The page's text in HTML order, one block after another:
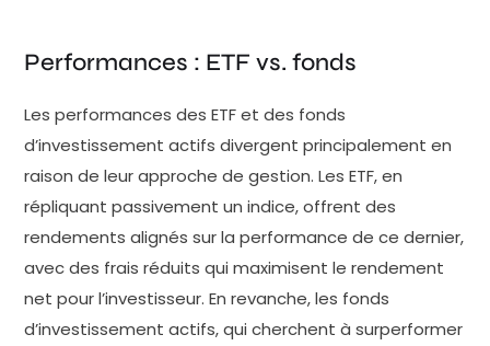
Performances : ETF vs. fonds
Les performances des ETF et des fonds
d’investissement actifs divergent principalement en
raison de leur approche de gestion. Les ETF, en
répliquant passivement un indice, offrent des
rendements alignés sur la performance de ce dernier,
avec des frais réduits qui maximisent le rendement
net pour l’investisseur. En revanche, les fonds
d’investissement actifs, qui cherchent à surperformer